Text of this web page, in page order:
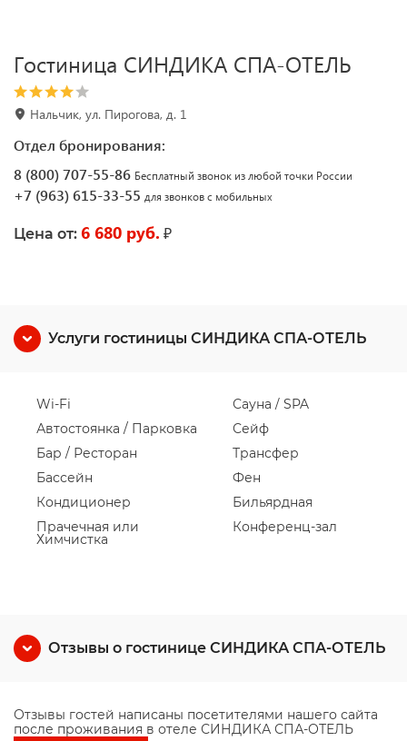
Гостиница СИНДИКА СПА-ОТЕЛЬ
Нальчик, ул. Пирогова, д. 1
Отдел бронирования:
8 (800) 707-55-86 Бесплатный звонок из любой точки России
+7 (963) 615-33-55 для звонков с мобильных
Цена от: 6 680 руб. ₽
Услуги гостиницы СИНДИКА СПА-ОТЕЛЬ
Wi-Fi
Автостоянка / Парковка
Бар / Ресторан
Бассейн
Кондиционер
Прачечная или
Химчистка
Сауна / SPA
Сейф
Трансфер
Фен
Бильярдная
Конференц-зал
Отзывы о гостинице СИНДИКА СПА-ОТЕЛЬ
Отзывы гостей написаны посетителями нашего сайта
после проживания в отеле СИНДИКА СПА-ОТЕЛЬ